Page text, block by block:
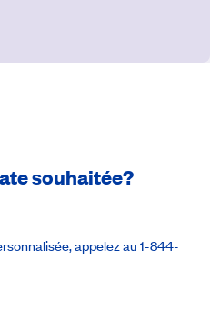
souhaitée?
appelez au 1-844-